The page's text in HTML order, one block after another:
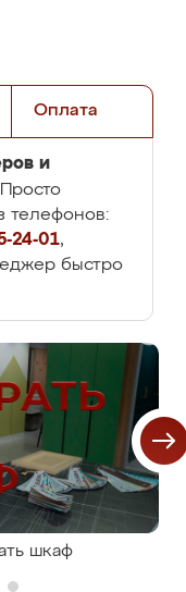
Оплата
и
телефонов:
24-01,
быстро
шкаф